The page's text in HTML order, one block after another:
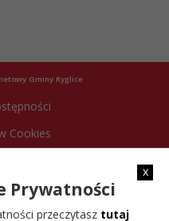
Gminy Ryglice
Cookies
x
Prywatności
przeczytasz tutaj